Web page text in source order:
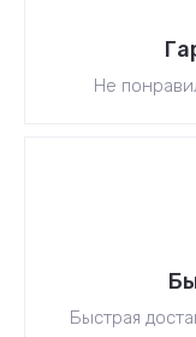
Не
Быстрая